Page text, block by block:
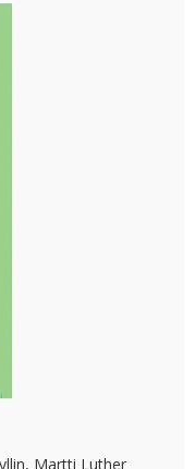
Martti Luther